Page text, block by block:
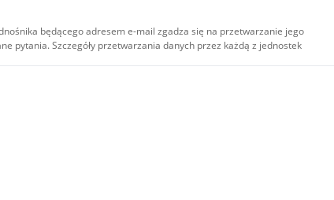
będącego adresem e-mail zgadza się na przetwarzanie jego
pytania. Szczegóły przetwarzania danych przez każdą z jednostek